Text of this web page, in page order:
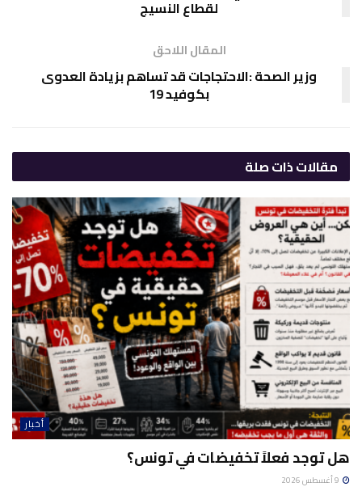
لقطاع النسيج
المقال اللاحق
وزير الصحة :الاحتجاجات قد تساهم بزيادة العدوى
بكوفيد 19
مقالاتذات صلة
أخبار
هل توجد فعلاً تخفيضات في تونس؟